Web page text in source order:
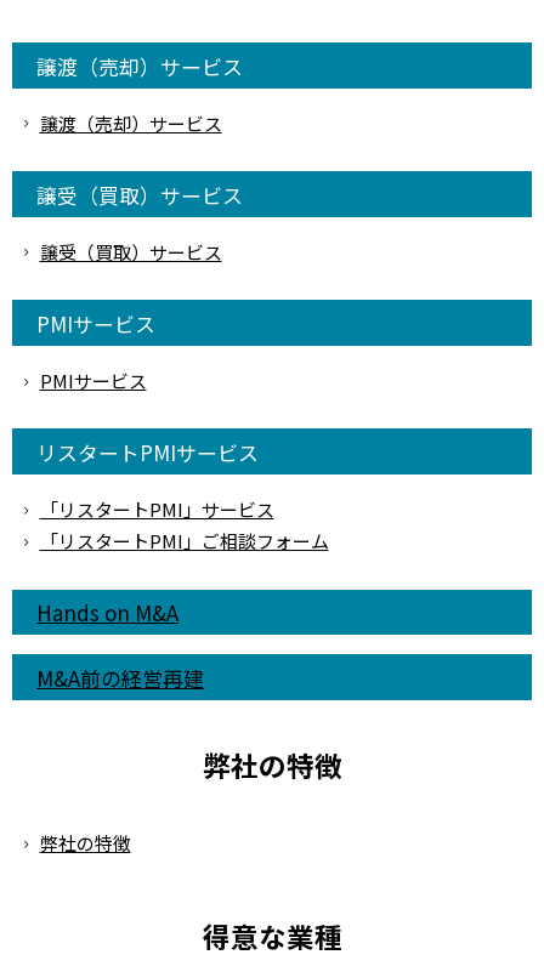
譲渡（売却）サービス
譲渡（売却）サービス
譲受（買取）サービス
譲受（買取）サービス
PMIサービス
PMIサービス
リスタートPMIサービス
「リスタートPMI」サービス
「リスタートPMI」ご相談フォーム
Hands on M&A
M&A前の経営再建
弊社の特徴
弊社の特徴
得意な業種